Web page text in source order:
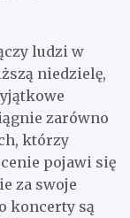
ludzi w
niedzielę,
zarówno
którzy
pojawi się
za swoje
koncerty są